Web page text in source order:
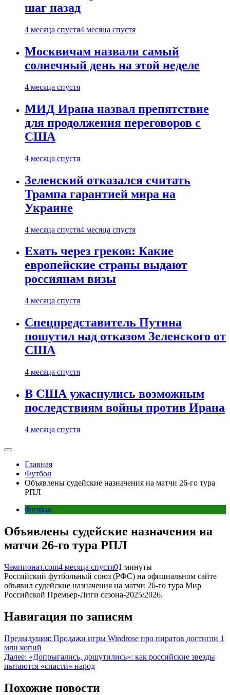
шаг назад
4 месяца спустя4 месяца спустя
Москвичам назвали самый
солнечный день на этой неделе
4 месяца спустя
МИД Ирана назвал препятствие
для продолжения переговоров с
США
4 месяца спустя
Зеленский отказался считать
Трампа гарантией мира на
Украине
4 месяца спустя4 месяца спустя
Ехать через греков: Какие
европейские страны выдают
россиянам визы
4 месяца спустя
Спецпредставитель Путина
пошутил над отказом Зеленского от
США
4 месяца спустя
В США ужаснулись возможным
последствиям войны против Ирана
4 месяца спустя
Главная
Футбол
Объявлены судейские назначения на матчи 26-го тура
РПЛ
Футбол
Объявлены судейские назначения на
матчи 26-го тура РПЛ
Чемпионат.com4 месяца спустя01 минуты
Российский футбольный союз (РФС) на официальном сайте
объявил судейские назначения на матчи 26-го тура Мир
Российской Премьер-Лиги сезона-2025/2026.
Навигация по записям
Предыдущая: Продажи игры Windrose про пиратов достигли 1
млн копий
Далее: «Допрыгались, дошутились»: как российские звезды
пытаются «спасти» народ
Похожие новости